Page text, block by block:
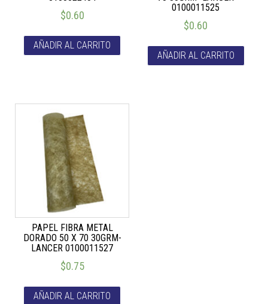
$0.60
AÑADIR AL CARRITO
0100011525
$0.60
AÑADIR AL CARRITO
PAPEL FIBRA METAL
DORADO 50 X 70 30GRM-
LANCER 0100011527
$0.75
AÑADIR AL CARRITO